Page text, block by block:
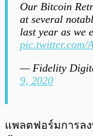
Our Bitcoin
at several
last year as we
pic.twitter.com/
— Fidelity
9, 2020
แพลตฟอร์มการล